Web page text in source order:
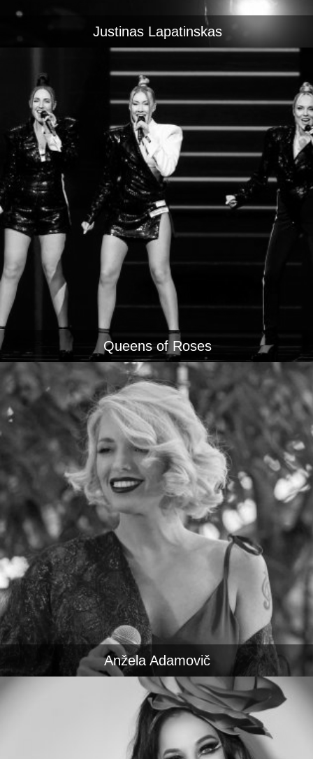
Justinas Lapatinskas
Queens of Roses
Anžela Adamovič